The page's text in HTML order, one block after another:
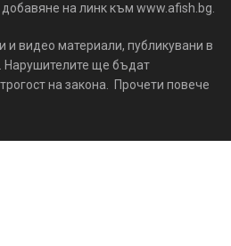
на линк към www.afish.bg.
и видео материали, публикувани в
Нарушителите ще бъдат
на закона. Прочети повече